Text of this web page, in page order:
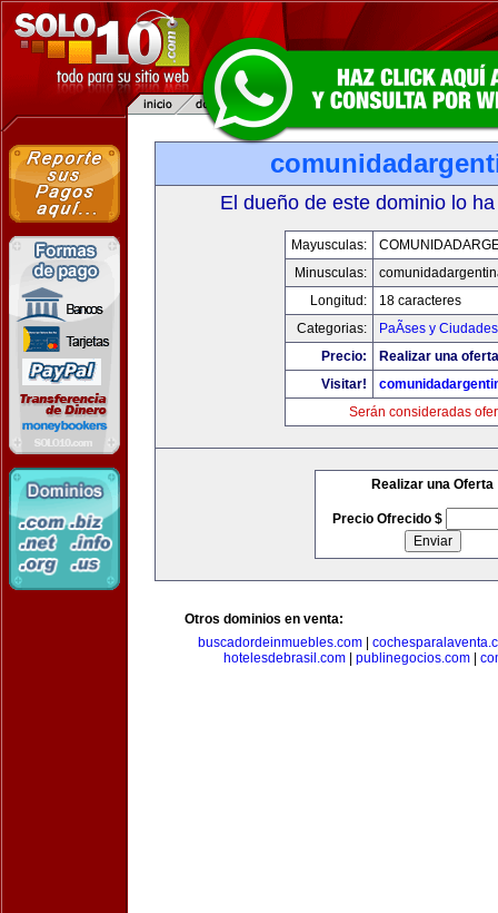
El dueño de este dominio lo
Mayusculas:
Minusculas:
Longitud:
18 caracteres
Categorias:
PaÃ­ses y Ciudades
Precio:
Realizar una
Visitar!
Serán consideradas
Realizar una Oferta
Precio Ofrecido $
Otros dominios en venta:
buscadordeinmuebles.com
hotelesdebrasil.com
publinegocios.com